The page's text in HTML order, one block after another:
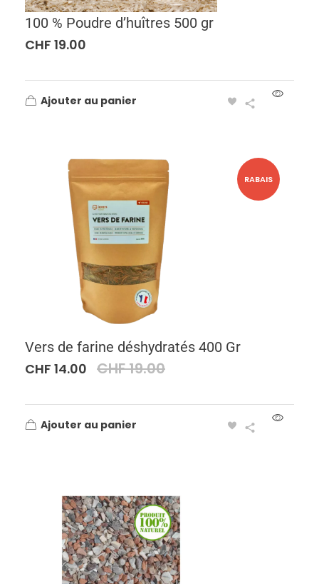
100 % Poudre d’huîtres 500 gr
CHF 19.00
Ajouter au panier
RABAIS
Vers de farine déshydratés 400 Gr
CHF 14.00 CHF19.00
Ajouter au panier